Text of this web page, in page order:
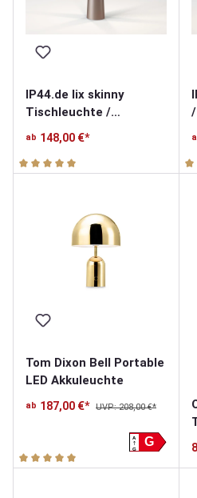
IP44.de lix skinny
Tischleuchte /
Akkuleuchte - mit
Charging Base
ab 148,00 €*
Durchschnittliche Bewertung
Tom Dixon Bell Portable
LED Akkuleuchte
ab 187,00 €* UVP: 208,00 €*
G
A
G
Durchschnittliche Bewertung